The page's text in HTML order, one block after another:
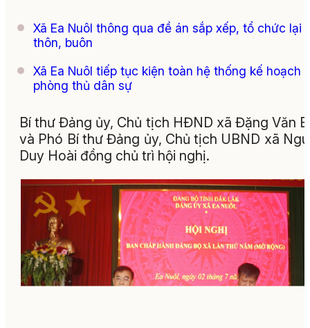
Xã Ea Nuôl thông qua đề án sắp xếp, tổ chức lại
thôn, buôn
Xã Ea Nuôl tiếp tục kiện toàn hệ thống kế hoạch
phòng thủ dân sự
Bí thư Đảng ủy, Chủ tịch HĐND xã Đặng Văn
và Phó Bí thư Đảng ủy, Chủ tịch UBND xã
Duy Hoài đồng chủ trì hội nghị.